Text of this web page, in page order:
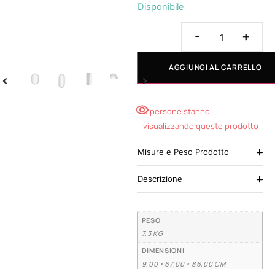
Disponibile
- +
AGGIUNGI AL CARRELLO
5 persone stanno
visualizzando questo prodotto
Misure e Peso Prodotto
Descrizione
PESO
7,3 KG
DIMENSIONI
9,00 × 67,00 × 86,00 CM